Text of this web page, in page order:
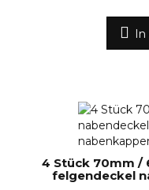
In
4 Stück 70mm /
felgendeckel